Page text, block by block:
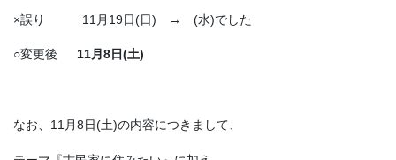
×誤り 11月19日(日) → (水)でした
○変更後 11月8日(土)
なお、11月8日(土)の内容につきまして、